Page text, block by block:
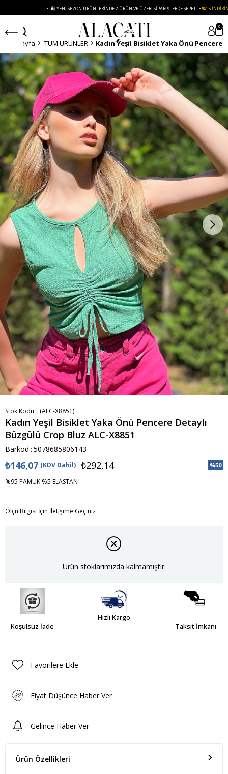
• 🛍️ YENI SEZON ÜRÜNLERINDE 2 ÜRÜN VE ÜZERI SIPARIŞLERDE SEPETTE%15 İNDIRIM
0
Anasayfa TÜM ÜRÜNLER
Stok Kodu (ALC-X8851)
Kadın Yeşil Bisiklet Yaka Önü Pencere Detaylı
Büzgülü Crop Bluz ALC-X8851
Barkod : 5078685806143
%50
₺292,14
₺146,07 (KDV Dahil)
%95 PAMUK %5 ELASTAN
Ölçü Bilgisi İçin İletişime Geçiniz
Ürün stoklarımızda kalmamıştır.
Koşulsuz İade
Hızlı Kargo
Taksit İmkanı
Favorilere Ekle
Fiyat Düşünce Haber Ver
Gelince Haber Ver
Ürün Özellikleri